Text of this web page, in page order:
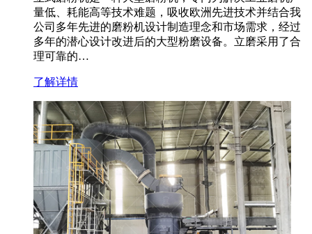
量低、耗能高等技术难题，吸收欧洲先进技术并结合我
公司多年先进的磨粉机设计制造理念和市场需求，经过
多年的潜心设计改进后的大型粉磨设备。立磨采用了合
理可靠的…
了解详情